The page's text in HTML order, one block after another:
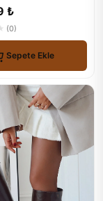
₺
(0)
Sepete Ekle